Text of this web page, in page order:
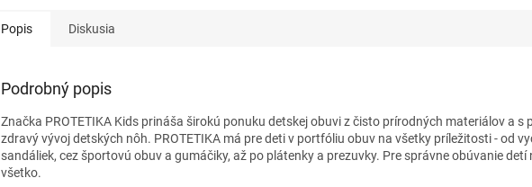
Popis Diskusia
Podrobný popis
Značka PROTETIKA Kids prináša širokú ponuku detskej obuvi z čisto prírodných materiálov a s
zdravý vývoj detských nôh. PROTETIKA má pre deti v portfóliu obuv na všetky príležitosti - od
sandáliek, cez športovú obuv a gumáčiky, až po plátenky a prezuvky. Pre správne obúvanie detí
všetko.